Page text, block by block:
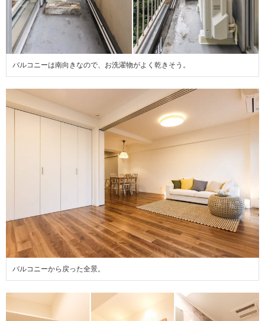
バルコニーは南向きなので、お洗濯物がよく乾きそう。
バルコニーから戻った全景。